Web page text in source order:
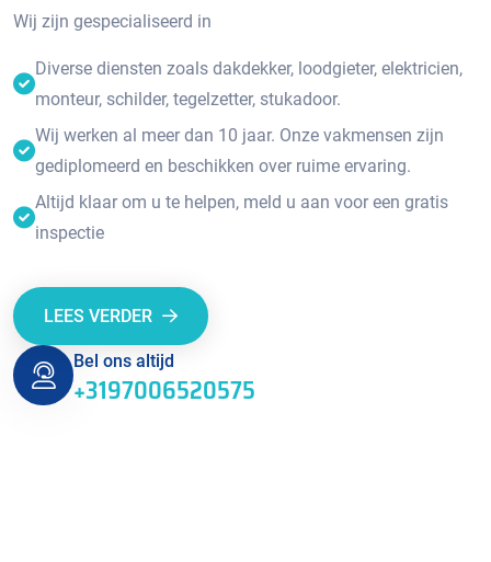
Wij zijn gespecialiseerd in
Diverse diensten zoals dakdekker, loodgieter, elektricien,
monteur, schilder, tegelzetter, stukadoor.
Wij werken al meer dan 10 jaar. Onze vakmensen zijn
gediplomeerd en beschikken over ruime ervaring.
Altijd klaar om u te helpen, meld u aan voor een gratis
inspectie
LEES VERDER
Bel ons altijd
+3197006520575